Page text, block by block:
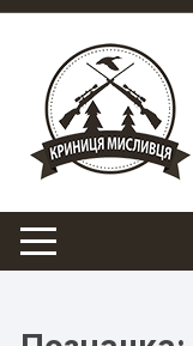
Перейти
вмісту